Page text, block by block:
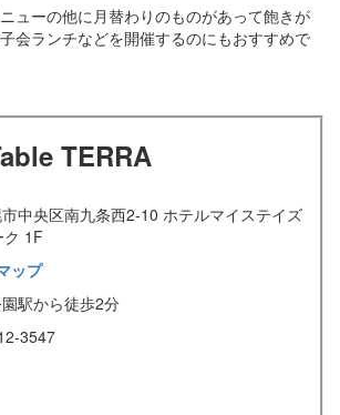
ューの他に月替わりのものがあって飽きが
会ランチなどを開催するのにもおすすめで
TERRA
中央区南九条西2-10 ホテルマイステイズ
ク 1F
ップ
駅から徒歩2分
3547